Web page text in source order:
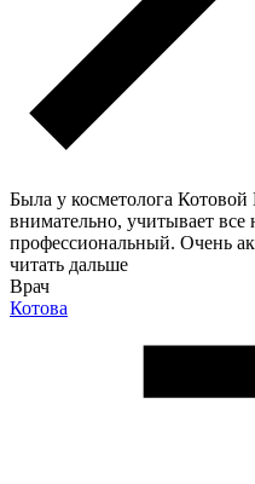
Была у косметолога
внимательно, учитывает
профессиональный. Очень
читать дальше
Врач
Котова